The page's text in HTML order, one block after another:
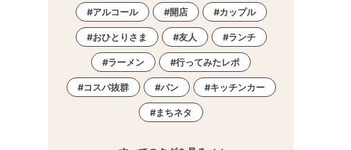
アルコール 開店 カップル
おひとりさま 友人 ランチ
ラーメン 行ってみたレポ
コスパ抜群 パン キッチンカー
まちネタ